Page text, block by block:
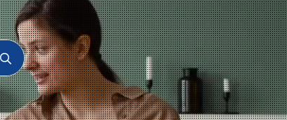
Search
for: